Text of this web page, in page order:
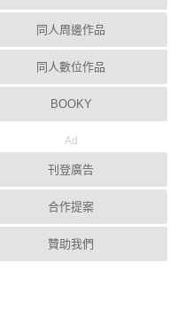
同人周邊作品
同人數位作品
BOOKY
Ad
刊登廣告
合作提案
贊助我們